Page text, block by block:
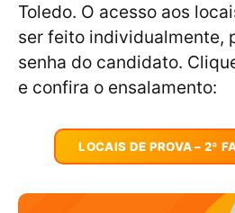
Toledo. O acesso aos
ser feito individualmente,
senha do candidato.
e confira o ensalamento:
LOCAIS DE PROVA – 2ª